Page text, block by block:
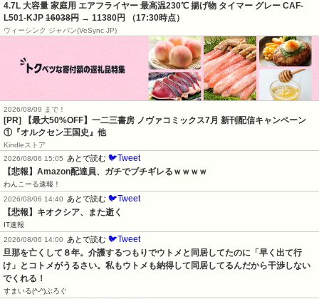
4.7L 大容量 家庭用 エアフライヤー 最高温230℃ 揚げ物 タイマー グレー CAF-
L501-KJP 16038円 → 11380円 （17:30時点）
ウィーシンク ジャパン(VeSync JP)
2026/08/09 まで！
[PR] 【最大50%OFF】一二三書房 ノヴァコミックス7月 新刊配信キャンペーン
①『オルクセン王国史』他
Kindleストア
2026/08/06 15:05
あとで読む 🐦Tweet
【悲報】Amazon配達員、ガチでブチギレるｗｗｗｗ
わんこーる速報！
2026/08/06 14:40
あとで読む 🐦Tweet
【悲報】キオクシア、また逝く
IT速報
2026/08/06 14:00
あとで読む 🐦Tweet
旦那を亡くして８年。介護するつもりでウトメと同居してたのに「早く出て行
け」とコトメがうるさい。私もウトメも納得して同居してるんだから干渉しない
でくれる！
すまいる(^-^)ぶろぐ